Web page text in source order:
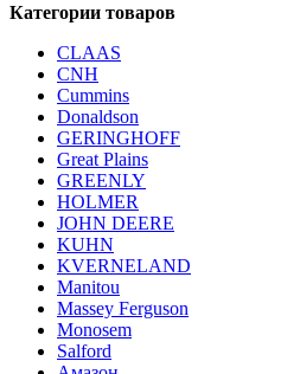
Категории товаров
CLAAS
CNH
Cummins
Donaldson
GERINGHOFF
Great Plains
GREENLY
HOLMER
JOHN DEERE
KUHN
KVERNELAND
Manitou
Massey Ferguson
Monosem
Salford